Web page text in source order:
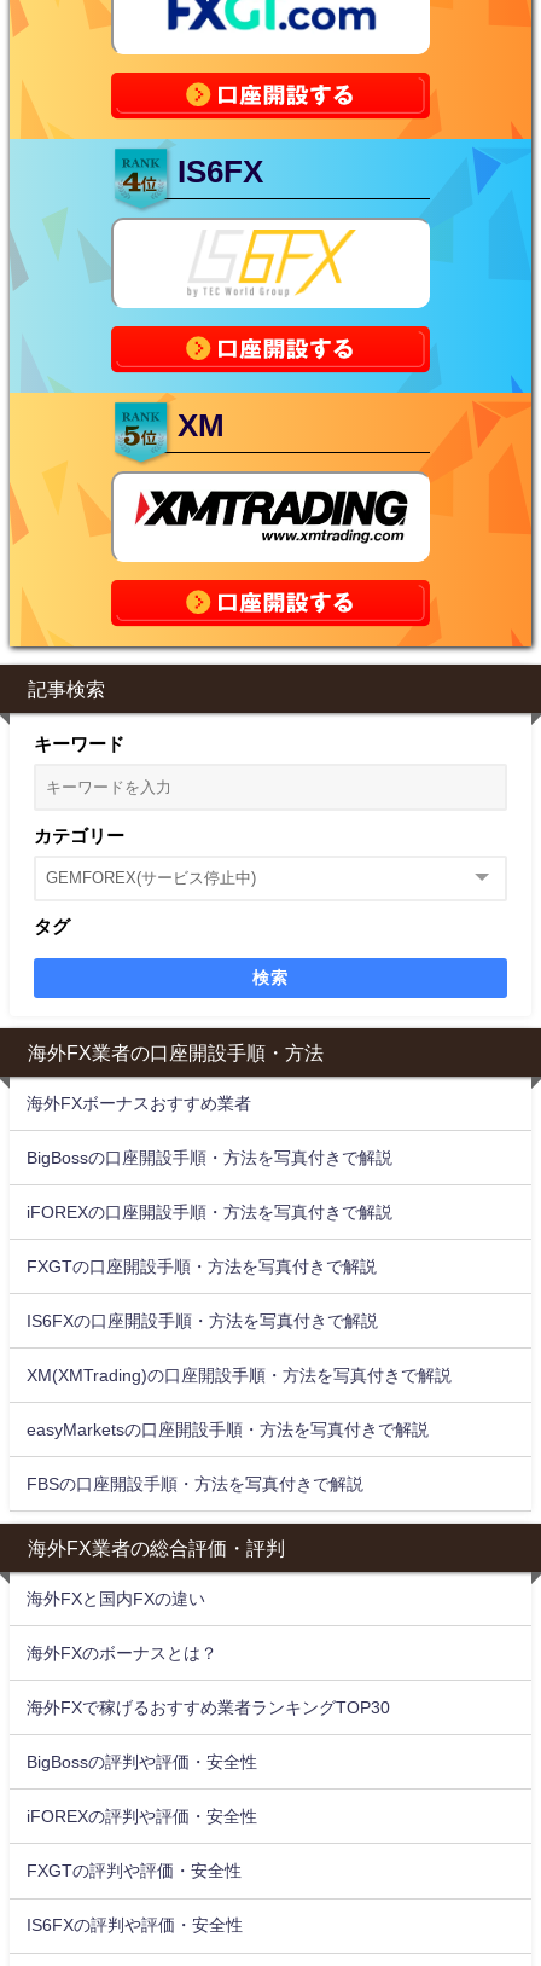
IS6FX
XM
記事検索
キーワード
カテゴリー
タグ
検索
海外FX業者の口座開設手順・方法
海外FXボーナスおすすめ業者
BigBossの口座開設手順・方法を写真付きで解説
iFOREXの口座開設手順・方法を写真付きで解説
FXGTの口座開設手順・方法を写真付きで解説
IS6FXの口座開設手順・方法を写真付きで解説
XM(XMTrading)の口座開設手順・方法を写真付きで解説
easyMarketsの口座開設手順・方法を写真付きで解説
FBSの口座開設手順・方法を写真付きで解説
海外FX業者の総合評価・評判
海外FXと国内FXの違い
海外FXのボーナスとは？
海外FXで稼げるおすすめ業者ランキングTOP30
BigBossの評判や評価・安全性
iFOREXの評判や評価・安全性
FXGTの評判や評価・安全性
IS6FXの評判や評価・安全性